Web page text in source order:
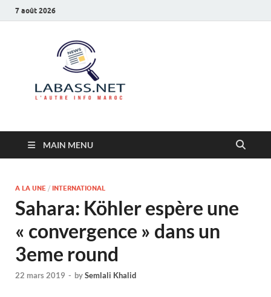
7 août 2026
MAIN MENU
A LA UNE / INTERNATIONAL
Sahara: Köhler espère une
« convergence » dans un
3eme round
22 mars 2019 - bySemlali Khalid